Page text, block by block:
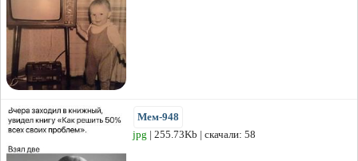
Мем-948
jpg | 255.73Kb | скачали: 58